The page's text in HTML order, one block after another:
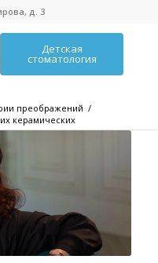
д. 3
Детская
стоматология
преображений /
керамических